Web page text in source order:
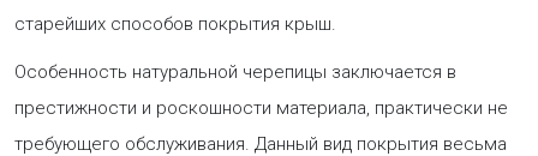
старейших способов покрытия крыш.
Особенность натуральной черепицы заключается в
престижности и роскошности материала, практически не
требующего обслуживания. Данный вид покрытия весьма